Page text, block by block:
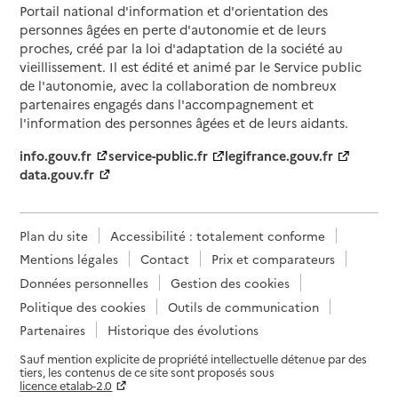
Portail national d'information et d'orientation des
personnes âgées en perte d'autonomie et de leurs
proches, créé par la loi d'adaptation de la société au
vieillissement. Il est édité et animé par le Service public
de l'autonomie, avec la collaboration de nombreux
partenaires engagés dans l'accompagnement et
l'information des personnes âgées et de leurs aidants.
info.gouv.fr
service-public.fr
legifrance.gouv.fr
data.gouv.fr
Plan du site
Accessibilité : totalement conforme
Mentions légales
Contact
Prix et comparateurs
Données personnelles
Gestion des cookies
Politique des cookies
Outils de communication
Partenaires
Historique des évolutions
Sauf mention explicite de propriété intellectuelle détenue par des
tiers, les contenus de ce site sont proposés sous
licence etalab-2.0